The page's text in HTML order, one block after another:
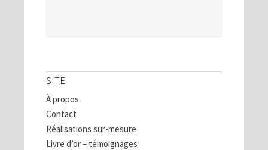
SITE
À propos
Contact
Réalisations sur-mesure
Livre d’or – témoignages